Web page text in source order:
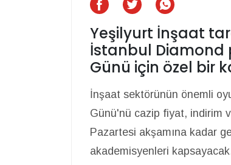
Yeşilyurt İnşaat
İstanbul Diamond
Günü için özel bir
İnşaat sektörünün önemli
Günü'nü cazip fiyat, indirim
Pazartesi akşamına kadar
akademisyenleri